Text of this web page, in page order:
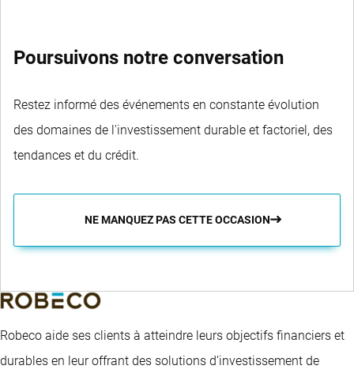
Poursuivons notre conversation
Restez informé des événements en constante évolution
des domaines de l'investissement durable et factoriel, des
tendances et du crédit.
NE MANQUEZ PAS CETTE OCCASION
Robeco aide ses clients à atteindre leurs objectifs financiers et
durables en leur offrant des solutions d’investissement de